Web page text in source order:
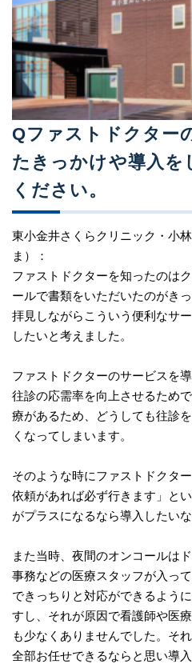
Qファストドクター
たきっかけや導入を
ください。
東小金井さくらクリニック・小
ま）：
ファストドクターを知ったのは
ールで書類をいただいたのがき
拝見しながらこういう便利なサ
したいと考えました。
ファストドクターのサービスを
往診の応需率を向上させるため
療があるため、どうしても往診
くなってしまいます。
そのような時にファストドクタ
依頼があれば必ず行きます」と
がプラスになるなら導入したいな
また当時、夜間のオンコールは
事務などの医療スタッフが入っ
できっちりと対応ができるよう
すし、それが原因で看護師や医
も少なくありませんでした。そ
全部お任せできるならと思い導入